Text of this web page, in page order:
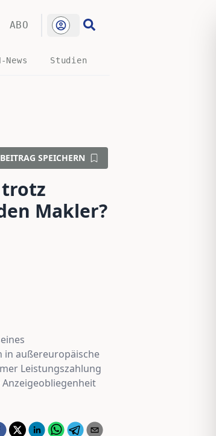
ABO
News Studien
BEITRAG SPEICHERN
Makler?
in außereuropäische
Leistungszahlung